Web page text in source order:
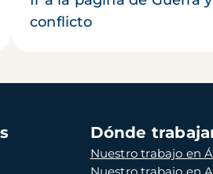
conflicto
Dónde
Nuestro trabajo en